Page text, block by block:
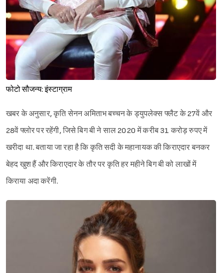
फोटो सौजन्य: इंस्टाग्राम
खबर के अनुसार, कृति सेनन अमिताभ बच्चन के ड्युपलेक्स फ्लैट के 27वें और
28वें फ्लोर पर रहेंगी, जिसे बिग बी ने साल 2020 में करीब 31 करोड़ रुपए में
खरीदा था. बताया जा रहा है कि कृति सदी के महानायक की किराएदार बनकर
बेहद खुश हैं और किराएदार के तौर पर कृति हर महीने बिग बी को लाखों में
किराया अदा करेंगी.